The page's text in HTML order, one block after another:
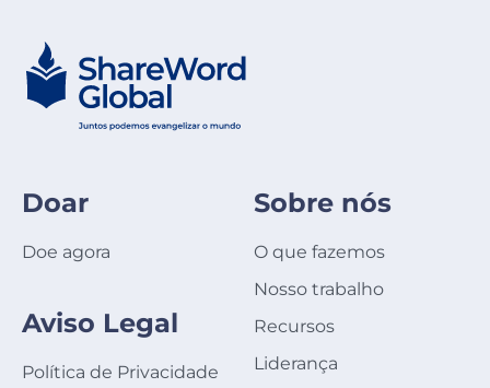
Doar
Doe agora
Aviso Legal
Política de Privacidade
Sobre nós
O que fazemos
Nosso trabalho
Recursos
Liderança